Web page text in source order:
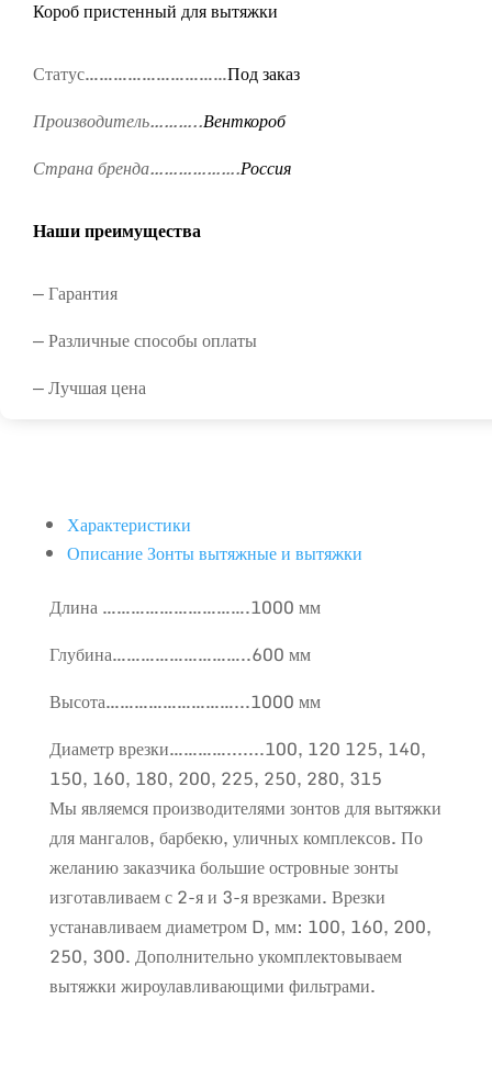
Короб пристенный для вытяжки
Статус…………………………Под заказ
Производитель………..Венткороб
Страна бренда……………….Россия
Наши преимущества
— Гарантия
— Различные способы оплаты
— Лучшая цена
Характеристики
Описание Зонты вытяжные и вытяжки
Длина ………………………….1000 мм
Глубина………………………..600 мм
Высота………………………...1000 мм
Диаметр врезки………….......100, 120 125, 140,
150, 160, 180, 200, 225, 250, 280, 315
Мы являемся производителями зонтов для вытяжки
для мангалов, барбекю, уличных комплексов. По
желанию заказчика большие островные зонты
изготавливаем с 2-я и 3-я врезками. Врезки
устанавливаем диаметром D, мм: 100, 160, 200,
250, 300. Дополнительно укомплектовываем
вытяжки жироулавливающими фильтрами.